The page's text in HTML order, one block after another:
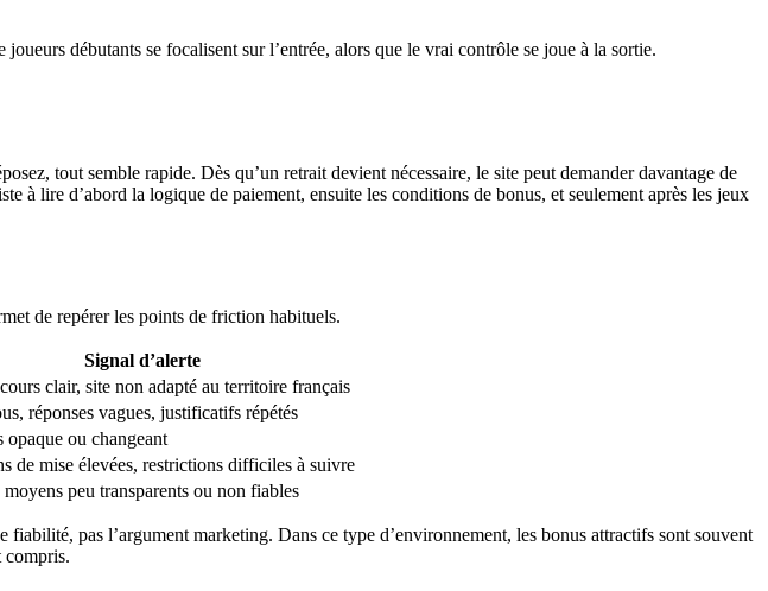
débutants se focalisent sur l’entrée, alors que le vrai contrôle se joue à la sortie.
tout semble rapide. Dès qu’un retrait devient nécessaire, le site peut demander davantage de
à lire d’abord la logique de paiement, ensuite les conditions de bonus, et seulement après les jeux
de repérer les points de friction habituels.
Signal d’alerte
clair, site non adapté au territoire français
réponses vagues, justificatifs répétés
opaque ou changeant
de mise élevées, restrictions difficiles à suivre
moyens peu transparents ou non fiables
pas l’argument marketing. Dans ce type d’environnement, les bonus attractifs sont souvent
compris.